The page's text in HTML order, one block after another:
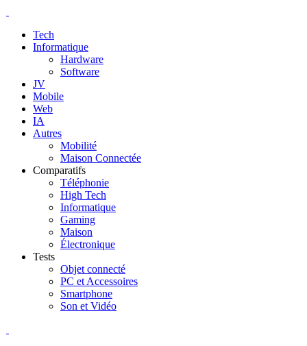
Tech
Informatique
Hardware
Software
JV
Mobile
Web
IA
Autres
Mobilité
Maison Connectée
Comparatifs
Téléphonie
High Tech
Informatique
Gaming
Maison
Électronique
Tests
Objet connecté
PC et Accessoires
Smartphone
Son et Vidéo